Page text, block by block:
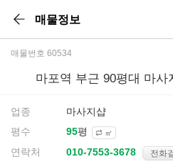
매물정보
매물번호 60534
마포역 부근 90평대 마
업종
마사지샵
평수
평 ㎡
연락처 전화